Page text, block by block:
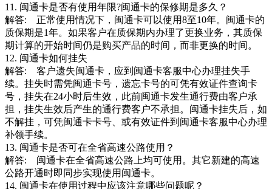
11. 闽通卡是否有使用年限?闽通卡的保修期是多久？
解答: 正常使用情况下，闽通卡可以使用8至10年。闽通卡的
质保期是1年。如果客户在质保期内办理了更换业务，其质保
期计算的开始时间仍是购买产品的时间，而非更换的时间。
12. 闽通卡如何挂失
解答: 客户遗失闽通卡，应到闽通卡客服中心办理挂失手
续。挂失时需凭闽通卡号，遗忘卡号的可凭有效证件查询卡
号，挂失在24小时后生效，此前闽通卡发生通行费由客户承
担，挂失生效后产生的通行费客户不承担。闽通卡挂失后，如
不解挂，可凭闽通卡卡号、或有效证件到闽通卡客服中心办理
补领手续。
13. 闽通卡是否可在全省高速公路使用？
解答: 闽通卡在全省高速公路上均可使用。其它新建的高速
公路开通时即同步实现使用闽通卡。
14. 闽通卡在使用过程中应该注意哪些问题呢？